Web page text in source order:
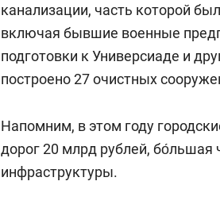
канализации, часть которой
включая бывшие военные
подготовки к Универсиаде и
построено 27 очистных
Напомним, в этом году
дорог 20 млрд рублей, бо́льшая
инфраструктуры.